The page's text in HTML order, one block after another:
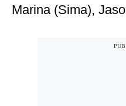
Marina (Sima),